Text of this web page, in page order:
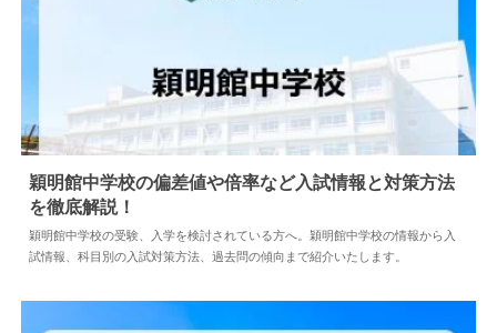
中学情報 2024.04.02
穎明館中学校の偏差値や倍率など入試情報と対策方法
を徹底解説！
穎明館中学校の受験、入学を検討されている方へ。穎明館中学校の情報から入
試情報、科目別の入試対策方法、過去問の傾向まで紹介いたします。